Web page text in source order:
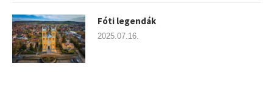
Fóti legendák
2025.07.16.